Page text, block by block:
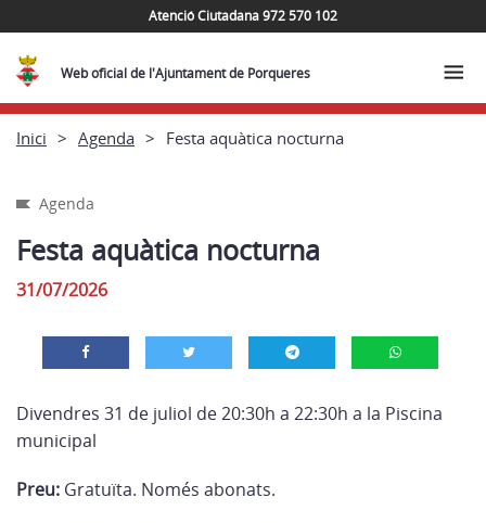
Atenció Ciutadana 972 570 102
Web oficial de l'Ajuntament de Porqueres
Inici Agenda Festa aquàtica nocturna
Agenda
Festa aquàtica nocturna
31/07/2026
Divendres 31 de juliol de 20:30h a 22:30h a la Piscina
municipal
Preu: Gratuïta. Només abonats.